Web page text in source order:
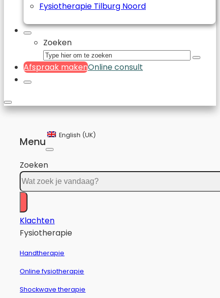
Fysiotherapie Tilburg Noord
Zoeken
Afspraak makenOnline consult
Menu
English (UK)
Zoeken
Klachten
Fysiotherapie
Handtherapie
Online fysiotherapie
Shockwave therapie